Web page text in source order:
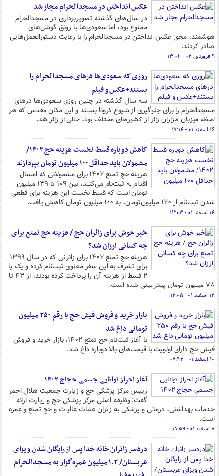
عکس انداختن در مسجدالحرام مجاز شد
در سال‌های گذشته تصویربرداری در مسجدالحرام
ممنوع بود، اما سعودی‌ها با رونق گوشی‌های
هوشمند، مجوز عکس انداختن در مسجدالحرام را با رعایت دستورالعمل‌هایی
صادر کردند.
۹ فروردین ۰۲ - ۱۳:۰۴
روزی که سعودی‌ها درهای مسجدالحرام را
بستند+عکس و فیلم
سه سال گذشته در چنین روزی سعودی‌ها درهای
مسجدالحرام را برای جلوگیری از شیوع کرونا بستند و این مکان مقدس که هر
لحظه میزبان هزاران زائر از کشورهای مختلف بود، خالی از زائر شد.
۱۶ اسفند ۰۱ - ۱۷:۱۴
کاهش دوباره قسط نخست هزینه حج ۱۴۰۲/
مشمولان باید حداقل ۱۰۰ میلیون تومان بپردازند
هزینه حج تمتع ۱۴۰۲ برای مشمولانی که امسال
اقدام به ثبت‌نام می‌کنند، بین ۱۰۹ تا ۱۳۹ میلیون
تومان است که قسط نخست این هزینه برای قطعی
شدن ثبت‌نام از ۱۲۰ میلیون‌تومان، به ۱۰۰ میلیون تومان کاهش یافت.
۱۴ اسفند ۰۱ - ۱۲:۰۳
خبر خوش برای زائران حج / هزینه حج تمتع برای
چه کسانی ارزان شد؟
هزینه حج تمتع ۱۴۰۲ برای زائرانی که در سال ۱۳۹۹
برای تشرف به این سفر معنوی ثبت‌نام کرده و یک یا
۲ قسط از هزینه آن را پرداخت کرده بودند، از ۴۳ تا
۷۸ میلیون تومان پیش‌بینی شده است.
۱۲ اسفند ۰۱ - ۱۲:۰۵
بازار خرید و فروش فیش حج با رقم ۲۵۰ میلیون
تومانی داغ شد
با آغاز ثبت‌نام حج تمتع ۱۴۰۲، بازار خرید و فروش
فیش حج دارای اولویت با قیمت‌های بالا دوباره داغ شد.
۱۰ اسفند ۰۱ - ۰۸:۴۲
آغاز احراز توانایی جسمی حجاج ۱۴۰۲
رییس مرکز پزشکی حج و زیارت جمعیت هلال احمر
گفت: وظیفه اصلی مرکز پزشکی حج و زیارت ارائه
خدمات بهداشتی، درمانی و پزشکی به زائران عتبات عالیات و حج تمتع و عمره
است.
۷ اسفند ۰۱ - ۱۸:۵۹
دردسر زائران خانه خدا پس از رایگان شدن ویزای
عربستان/ ۱.۲ میلیون عمره‌گزار به مسجدالحرام